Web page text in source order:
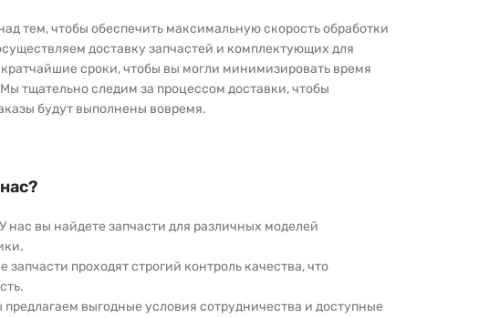
тем, чтобы обеспечить максимальную скорость обработки
доставку запчастей и комплектующих для
сроки, чтобы вы могли минимизировать время
тщательно следим за процессом доставки, чтобы
будут выполнены вовремя.
нас вы найдете запчасти для различных моделей
запчасти проходят строгий контроль качества, что
предлагаем выгодные условия сотрудничества и доступные